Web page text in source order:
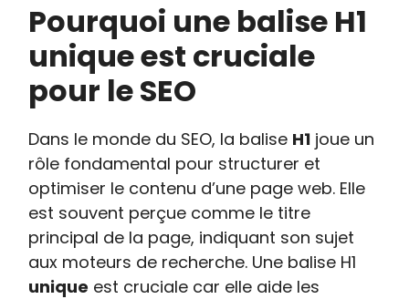
Pourquoi une balise H1
unique est cruciale
pour le SEO
Dans le monde du SEO, la balise H1 joue un
rôle fondamental pour structurer et
optimiser le contenu d’une page web. Elle
est souvent perçue comme le titre
principal de la page, indiquant son sujet
aux moteurs de recherche. Une balise H1
unique est cruciale car elle aide les